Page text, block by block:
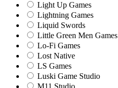
Light Up Games
Lightning Games
Liquid Swords
Little Green Men Games
Lo-Fi Games
Lost Native
LS Games
Luski Game Studio